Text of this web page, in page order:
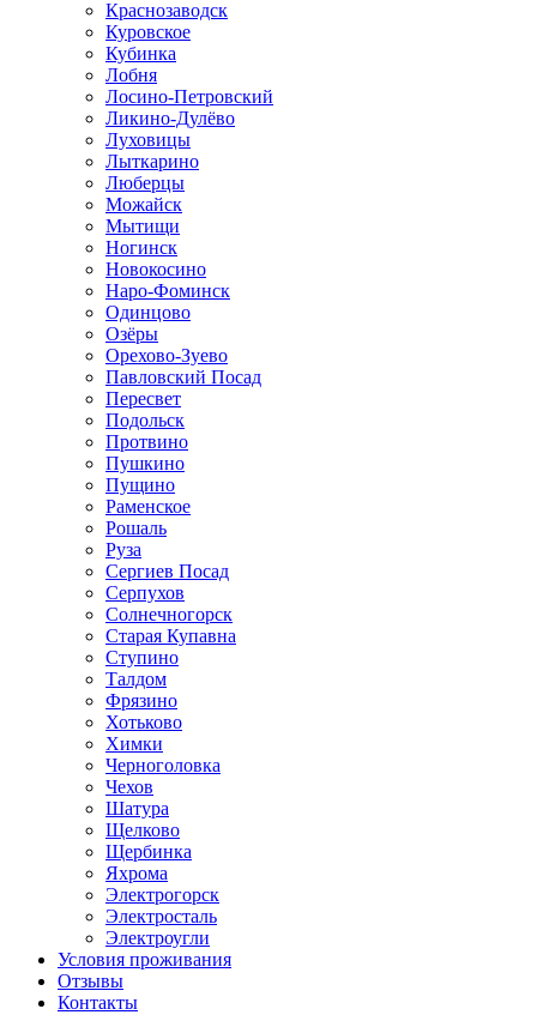
Краснозаводск
Куровское
Кубинка
Лобня
Лосино-Петровский
Ликино-Дулёво
Луховицы
Лыткарино
Люберцы
Можайск
Мытищи
Ногинск
Новокосино
Наро-Фоминск
Одинцово
Озёры
Орехово-Зуево
Павловский Посад
Пересвет
Подольск
Протвино
Пушкино
Пущино
Раменское
Рошаль
Руза
Сергиев Посад
Серпухов
Солнечногорск
Старая Купавна
Ступино
Талдом
Фрязино
Хотьково
Химки
Черноголовка
Чехов
Шатура
Щелково
Щербинка
Яхрома
Электрогорск
Электросталь
Электроугли
Условия проживания
Отзывы
Контакты